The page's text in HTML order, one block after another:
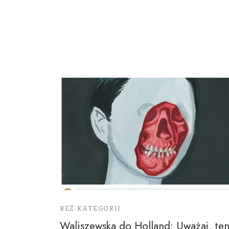
BEZ KATEGORII